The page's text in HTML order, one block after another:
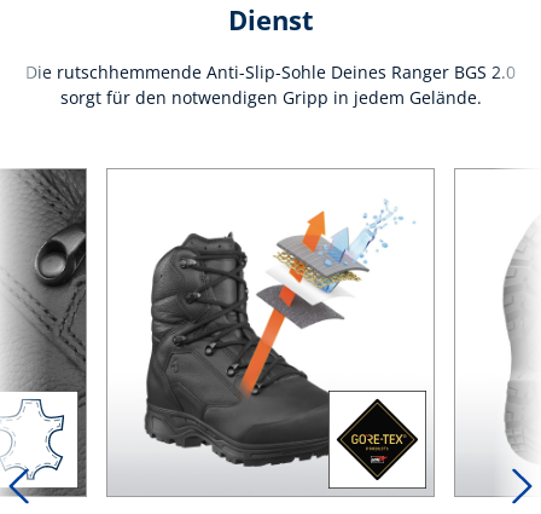
Dienst
Die rutschhemmende Anti-Slip-Sohle Deines Ranger BGS 2.0
sorgt für den notwendigen Gripp in jedem Gelände.